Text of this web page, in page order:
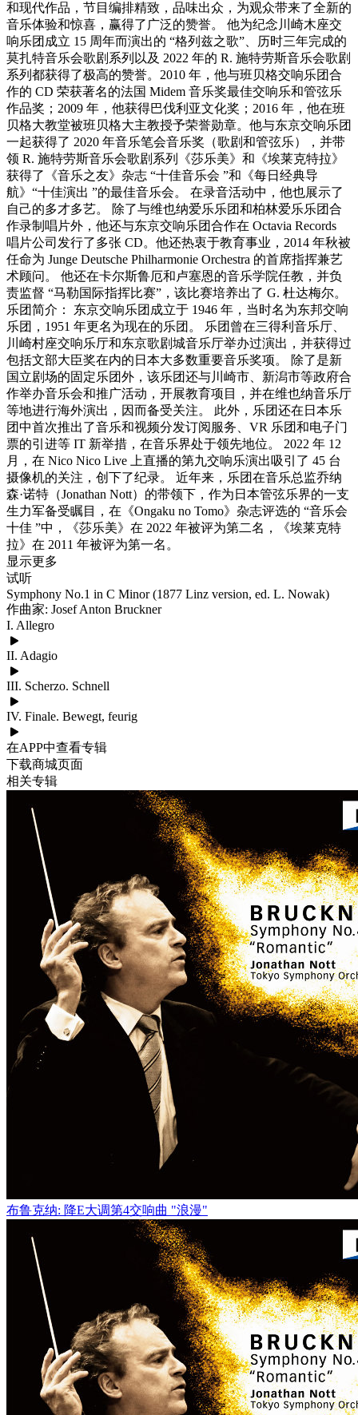
和现代作品，节目编排精致，品味出众，为观众带来了全新的
音乐体验和惊喜，赢得了广泛的赞誉。 他为纪念川崎木座交
响乐团成立 15 周年而演出的 “格列兹之歌”、历时三年完成的
莫扎特音乐会歌剧系列以及 2022 年的 R. 施特劳斯音乐会歌剧
系列都获得了极高的赞誉。2010 年，他与班贝格交响乐团合
作的 CD 荣获著名的法国 Midem 音乐奖最佳交响乐和管弦乐
作品奖；2009 年，他获得巴伐利亚文化奖；2016 年，他在班
贝格大教堂被班贝格大主教授予荣誉勋章。他与东京交响乐团
一起获得了 2020 年音乐笔会音乐奖（歌剧和管弦乐），并带
领 R. 施特劳斯音乐会歌剧系列《莎乐美》和《埃莱克特拉》
获得了《音乐之友》杂志 “十佳音乐会 ”和《每日经典导
航》“十佳演出 ”的最佳音乐会。 在录音活动中，他也展示了
自己的多才多艺。 除了与维也纳爱乐乐团和柏林爱乐乐团合
作录制唱片外，他还与东京交响乐团合作在 Octavia Records
唱片公司发行了多张 CD。他还热衷于教育事业，2014 年秋被
任命为 Junge Deutsche Philharmonie Orchestra 的首席指挥兼艺
术顾问。 他还在卡尔斯鲁厄和卢塞恩的音乐学院任教，并负
责监督 “马勒国际指挥比赛”，该比赛培养出了 G. 杜达梅尔。
乐团简介： 东京交响乐团成立于 1946 年，当时名为东邦交响
乐团，1951 年更名为现在的乐团。 乐团曾在三得利音乐厅、
川崎村座交响乐厅和东京歌剧城音乐厅举办过演出，并获得过
包括文部大臣奖在内的日本大多数重要音乐奖项。 除了是新
国立剧场的固定乐团外，该乐团还与川崎市、新潟市等政府合
作举办音乐会和推广活动，开展教育项目，并在维也纳音乐厅
等地进行海外演出，因而备受关注。 此外，乐团还在日本乐
团中首次推出了音乐和视频分发订阅服务、VR 乐团和电子门
票的引进等 IT 新举措，在音乐界处于领先地位。 2022 年 12
月，在 Nico Nico Live 上直播的第九交响乐演出吸引了 45 台
摄像机的关注，创下了纪录。 近年来，乐团在音乐总监乔纳
森·诺特（Jonathan Nott）的带领下，作为日本管弦乐界的一支
生力军备受瞩目，在《Ongaku no Tomo》杂志评选的 “音乐会
十佳 ”中，《莎乐美》在 2022 年被评为第二名，《埃莱克特
拉》在 2011 年被评为第一名。
显示更多
试听
Symphony No.1 in C Minor (1877 Linz version, ed. L. Nowak)
作曲家: Josef Anton Bruckner
I. Allegro
II. Adagio
III. Scherzo. Schnell
IV. Finale. Bewegt, feurig
在APP中查看专辑
下载商城页面
相关专辑
布鲁克纳: 降E大调第4交响曲 "浪漫"